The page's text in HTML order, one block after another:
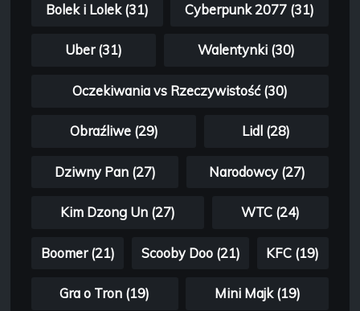
Bolek i Lolek (31) Cyberpunk 2077 (31)
Uber (31) Walentynki (30)
Oczekiwania vs Rzeczywistość (30)
Obraźliwe (29) Lidl (28)
Dziwny Pan (27) Narodowcy (27)
Kim Dzong Un (27) WTC (24)
Boomer (21) Scooby Doo (21) KFC (19)
Gra o Tron (19) Mini Majk (19)